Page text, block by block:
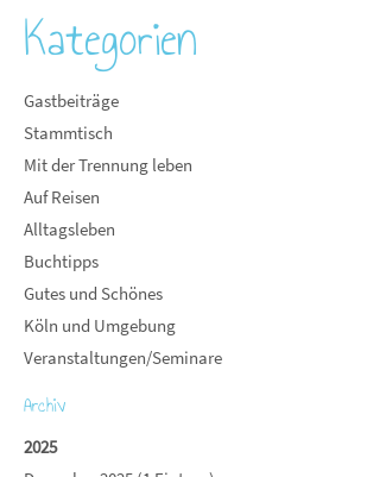
Kategorien
Gastbeiträge
Stammtisch
Mit der Trennung leben
Auf Reisen
Alltagsleben
Buchtipps
Gutes und Schönes
Köln und Umgebung
Veranstaltungen/Seminare
Archiv
2025